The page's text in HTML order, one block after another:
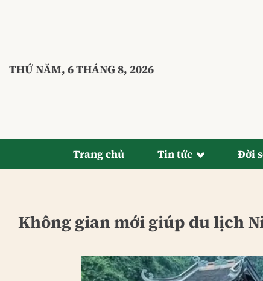
THỨ NĂM, 6 THÁNG 8, 2026
Trang chủ Tin tức Đời
Không gian mới giúp du lịch